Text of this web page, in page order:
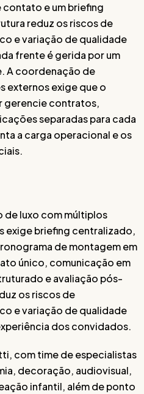
e um briefing
reduz os riscos de
e variação de qualidade
frente é gerida por um
A coordenação de
externos exige que o
gerencie contratos,
separadas para cada
a carga operacional e os
de luxo com múltiplos
exige briefing centralizado,
de montagem em
único, comunicação em
e avaliação pós-
os riscos de
e variação de qualidade
dos convidados.
com time de especialistas
decoração, audiovisual,
infantil, além de ponto